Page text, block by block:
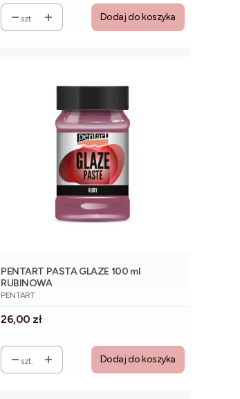
szt. Dodaj do koszyka
PENTART PASTA GLAZE 100 ml
RUBINOWA
PRODUCENT
PENTART
Cena
26,00 zł
szt. Dodaj do koszyka